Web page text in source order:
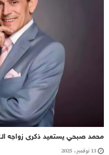
محمد صبحي يستعيد ذكرى زواجه الـ52 برسالة مؤثرة لزوجته الراحلة
13 نوفمبر، 2025